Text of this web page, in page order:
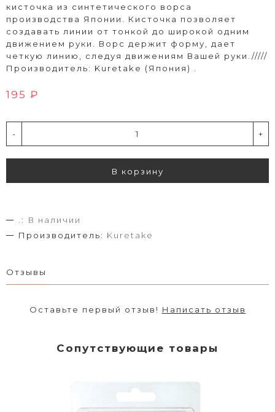
кисточка из синтетического ворса
производства Японии. Кисточка позволяет
создавать линии от тонкой до широкой одним
движением руки. Ворс держит форму, дает
четкую линию, следуя движениям Вашей руки./////
Производитель: Kuretake (Япония) .
195 ₽
- +
В корзину
.:
В наличии
Производитель: Kuretake
Отзывы
Оставьте первый отзыв! Написать отзыв
Сопутствующие товары